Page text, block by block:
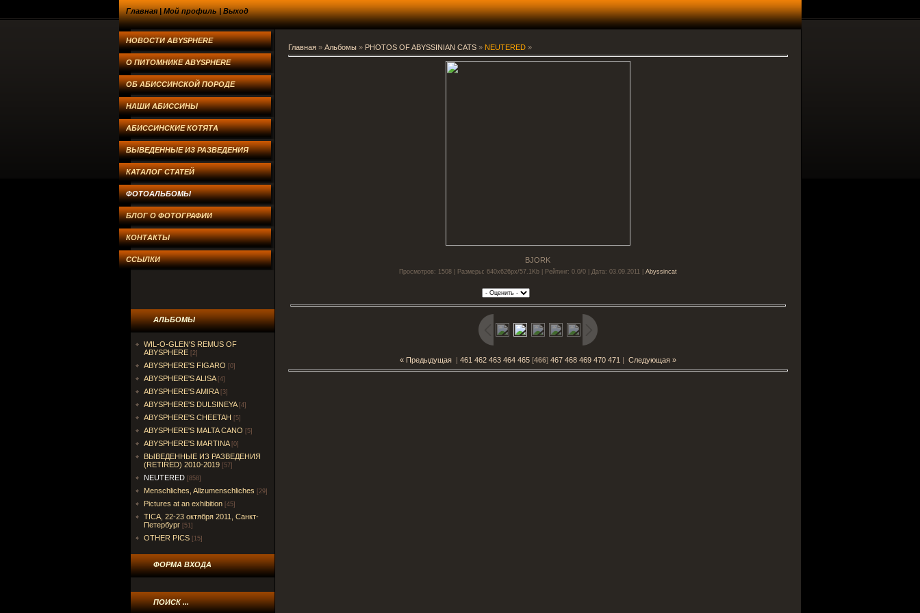
Главная|Мой профиль|Выход
НОВОСТИ ABYSPHERE
О ПИТОМНИКЕ ABYSPHERE
ОБ АБИССИНСКОЙ ПОРОДЕ
НАШИ АБИССИНЫ
АБИССИНСКИЕ КОТЯТА
ВЫВЕДЕННЫЕ ИЗ РАЗВЕДЕНИЯ
КАТАЛОГ СТАТЕЙ
ФОТОАЛЬБОМЫ
БЛОГ О ФОТОГРАФИИ
КОНТАКТЫ
ССЫЛКИ
АЛЬБОМЫ
WIL-O-GLEN'S REMUS OF
ABYSPHERE [2]
ABYSPHERE'S FIGARO [0]
ABYSPHERE'S ALISA [4]
ABYSPHERE'S AMIRA [3]
ABYSPHERE'S DULSINEYA [4]
ABYSPHERE'S CHEETAH [5]
ABYSPHERE'S MALTA CANO [5]
ABYSPHERE'S MARTINA [0]
ВЫВЕДЕННЫЕ ИЗ РАЗВЕДЕНИЯ
(RETIRED) 2010-2019 [57]
NEUTERED [858]
Menschliches, Allzumenschliches [29]
Pictures at an exhibition [45]
TICA, 22-23 октября 2011, Санкт-
Петербург [51]
OTHER PICS [15]
ФОРМА ВХОДА
ПОИСК ...
Главная» Альбомы» PHOTOS OF ABYSSINIAN CATS» NEUTERED»
BJORK
Просмотров: 1508 | Размеры: 640x626px/57.1Kb | Рейтинг: 0.0/0 | Дата: 03.09.2011 | Abyssincat
« Предыдущая| 461 462 463 464 465[466] 467 468 469 470 471 | Следующая »